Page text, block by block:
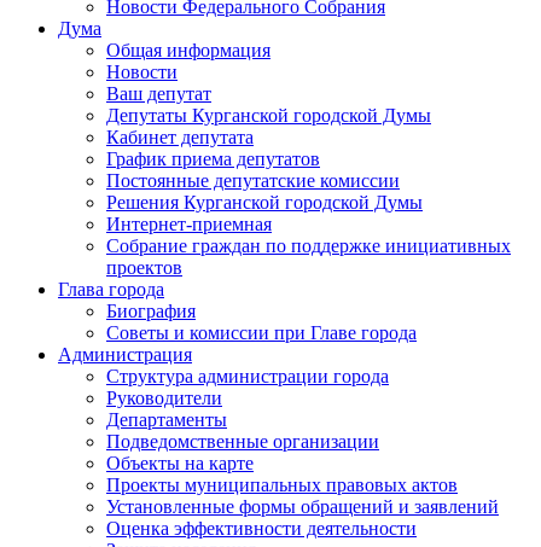
Новости Федерального Cобрания
Дума
Общая информация
Новости
Ваш депутат
Депутаты Курганской городской Думы
Кабинет депутата
График приема депутатов
Постоянные депутатские комиссии
Решения Курганской городской Думы
Интернет-приемная
Собрание граждан по поддержке инициативных
проектов
Глава города
Биография
Советы и комиссии при Главе города
Администрация
Структура администрации города
Руководители
Департаменты
Подведомственные организации
Объекты на карте
Проекты муниципальных правовых актов
Установленные формы обращений и заявлений
Оценка эффективности деятельности